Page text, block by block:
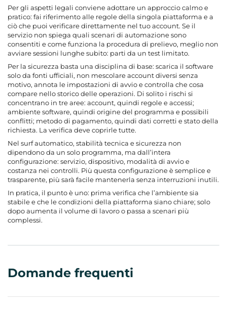
Per gli aspetti legali conviene adottare un approccio calmo e
pratico: fai riferimento alle regole della singola piattaforma e a
ciò che puoi verificare direttamente nel tuo account. Se il
servizio non spiega quali scenari di automazione sono
consentiti e come funziona la procedura di prelievo, meglio non
avviare sessioni lunghe subito: parti da un test limitato.
Per la sicurezza basta una disciplina di base: scarica il software
solo da fonti ufficiali, non mescolare account diversi senza
motivo, annota le impostazioni di avvio e controlla che cosa
compare nello storico delle operazioni. Di solito i rischi si
concentrano in tre aree: account, quindi regole e accessi;
ambiente software, quindi origine del programma e possibili
conflitti; metodo di pagamento, quindi dati corretti e stato della
richiesta. La verifica deve coprirle tutte.
Nel surf automatico, stabilità tecnica e sicurezza non
dipendono da un solo programma, ma dall’intera
configurazione: servizio, dispositivo, modalità di avvio e
costanza nei controlli. Più questa configurazione è semplice e
trasparente, più sarà facile mantenerla senza interruzioni inutili.
In pratica, il punto è uno: prima verifica che l’ambiente sia
stabile e che le condizioni della piattaforma siano chiare; solo
dopo aumenta il volume di lavoro o passa a scenari più
complessi.
Domande frequenti